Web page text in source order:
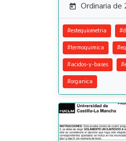
 Ordinaria de
#estequiometria #
#termoquimica #
#acidos-y-bases #
#organica